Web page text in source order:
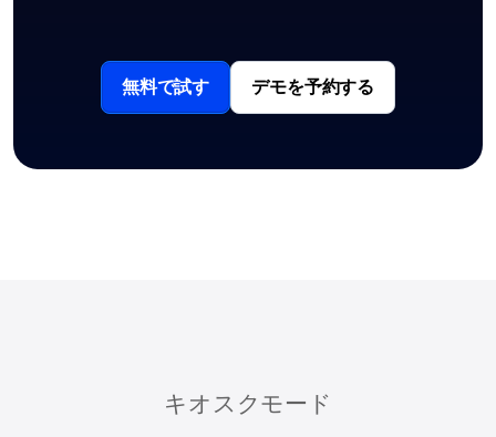
無料で試す デモを予約する
キオスクモード